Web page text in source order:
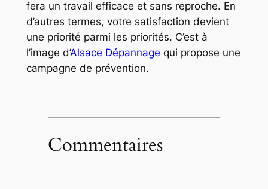
fera un travail efficace et sans reproche. En
d’autres termes, votre satisfaction devient
une priorité parmi les priorités. C’est à
l’image d’Alsace Dépannage qui propose une
campagne de prévention.
Commentaires